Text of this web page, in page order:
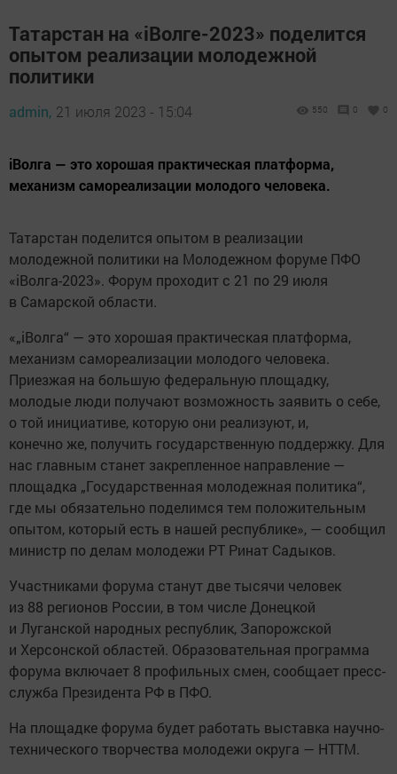
Татарстан на «iВолге-2023» поделится
опытом реализации молодежной
политики
admin, 21 июля 2023 - 15:04 550 0 0
iВолга — это хорошая практическая платформа,
механизм самореализации молодого человека.
Татарстан поделится опытом в реализации
молодежной политики на Молодежном форуме ПФО
«iВолга-2023». Форум проходит с 21 по 29 июля
в Самарской области.
«„iВолга“ — это хорошая практическая платформа,
механизм самореализации молодого человека.
Приезжая на большую федеральную площадку,
молодые люди получают возможность заявить о себе,
о той инициативе, которую они реализуют, и,
конечно же, получить государственную поддержку. Для
нас главным станет закрепленное направление —
площадка „Государственная молодежная политика“,
где мы обязательно поделимся тем положительным
опытом, который есть в нашей республике», — сообщил
министр по делам молодежи РТ Ринат Садыков.
Участниками форума станут две тысячи человек
из 88 регионов России, в том числе Донецкой
и Луганской народных республик, Запорожской
и Херсонской областей. Образовательная программа
форума включает 8 профильных смен, сообщает пресс-
служба Президента РФ в ПФО.
На площадке форума будет работать выставка научно-
технического творчества молодежи округа — НТТМ.